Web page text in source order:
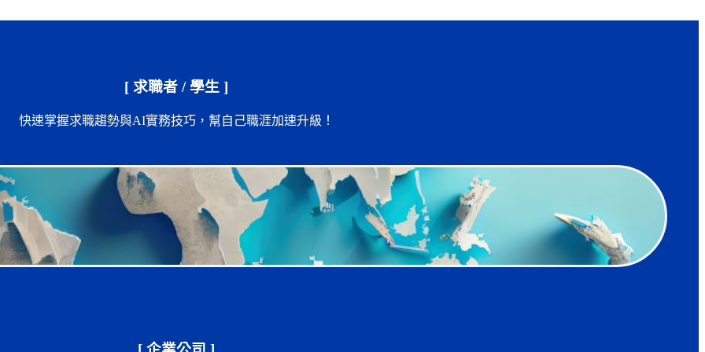
[ 求職者 / 學生 ]
快速掌握求職趨勢與AI實務技巧，幫自己職涯加速升級！